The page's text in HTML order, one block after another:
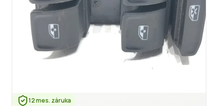
12 mes. záruka